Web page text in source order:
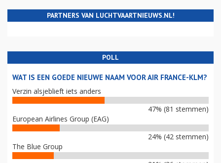
PARTNERS VAN LUCHTVAARTNIEUWS.NL!
POLL
WAT IS EEN GOEDE NIEUWE NAAM VOOR AIR FRANCE-KLM?
Verzin alsjeblieft iets anders
47% (81 stemmen)
European Airlines Group (EAG)
24% (42 stemmen)
The Blue Group